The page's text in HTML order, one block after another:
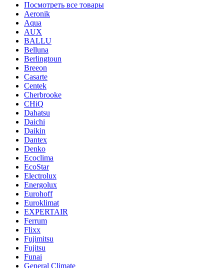
Посмотреть все товары
Aeronik
Aqua
AUX
BALLU
Belluna
Berlingtoun
Breeon
Casarte
Centek
Cherbrooke
CHiQ
Dahatsu
Daichi
Daikin
Dantex
Denko
Ecoclima
EcoStar
Electrolux
Energolux
Eurohoff
Euroklimat
EXPERTAIR
Ferrum
Flixx
Fujimitsu
Fujitsu
Funai
General Climate